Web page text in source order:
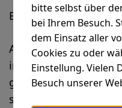
bitte selbst über
bei Ihrem Besuch.
dem Einsatz aller
Cookies zu oder
Einstellung. Vielen
Besuch unserer
Es war wieder so weit:
Am 26. Oktober 2024
im
ganz besonderes
spät nachmittags gab